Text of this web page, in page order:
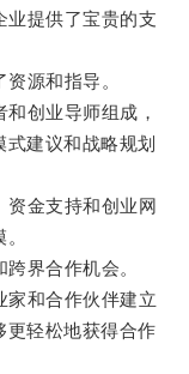
提供了宝贵的支
源和指导。
创业导师组成，
建议和战略规划
金支持和创业网
界合作机会。
和合作伙伴建立
更轻松地获得合作